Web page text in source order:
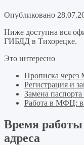
Опубликовано
Ниже доступна вся
ГИБДД в Тихорецке.
Это интересно
Прописка через
Регистрация и
Замена
Работа в МФЦ:
Время
адреса